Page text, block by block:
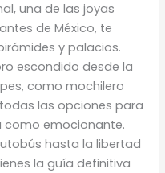
una de las joyas
de México, te
y palacios.
escondido desde la
como mochilero
las opciones para
como emocionante.
hasta la libertad
la guía definitiva